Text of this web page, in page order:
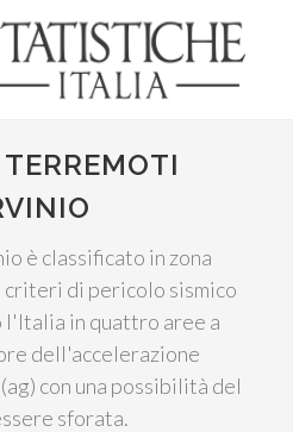
è classificato in zona
criteri di pericolo sismico
l'Italia in quattro aree a
dell'accelerazione
con una possibilità del
sforata.